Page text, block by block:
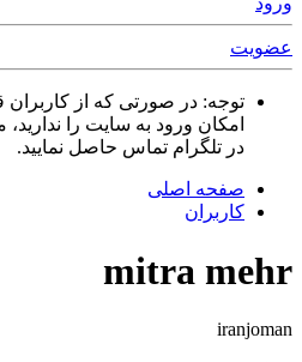
عضویت
توجه: در صورتی که از کاربران
در تلگرام تماس حاصل نمایید.
صفحه اصلی
کاربران
mitra mehr
iranjoman